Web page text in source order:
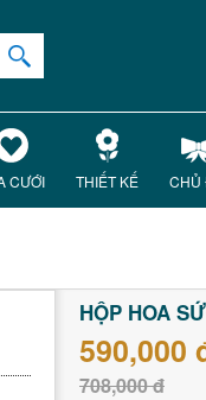
CƯỚI THIẾT KẾ CHỦ
HỘP HOA
590,000
708,000 đ